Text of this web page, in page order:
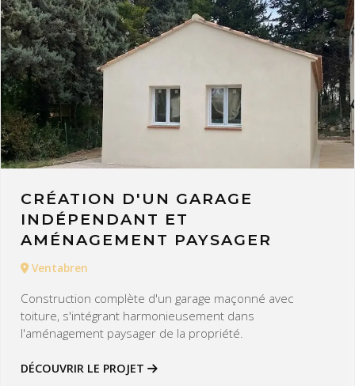
CRÉATION D'UN GARAGE
INDÉPENDANT ET
AMÉNAGEMENT PAYSAGER
Ventabren
Construction complète d'un garage maçonné avec
toiture, s'intégrant harmonieusement dans
l'aménagement paysager de la propriété.
DÉCOUVRIR LE PROJET